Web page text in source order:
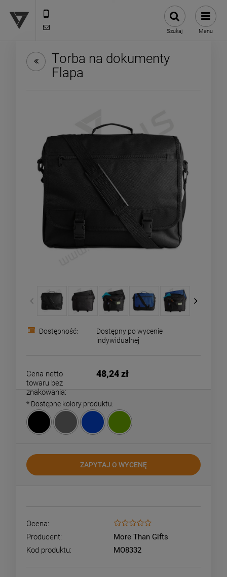
Szukaj Menu
Torba na dokumenty
Flapa
Dostępność:
Dostępny po wycenie
indywidualnej
Cena netto
towaru bez
znakowania:
48,24 zł
* Dostępne kolory produktu:
ZAPYTAJ O WYCENĘ
Ocena:
Producent:
More Than Gifts
Kod produktu:
MO8332